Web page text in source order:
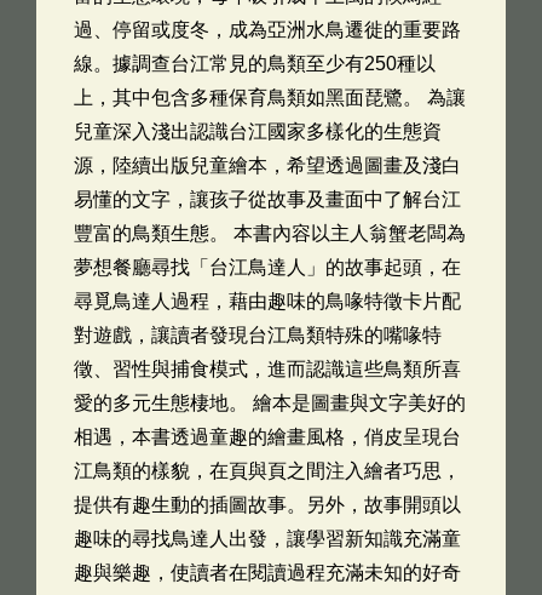
過、停留或度冬，成為亞洲水鳥遷徙的重要路
線。據調查台江常見的鳥類至少有250種以
上，其中包含多種保育鳥類如黑面琵鷺。 為讓
兒童深入淺出認識台江國家多樣化的生態資
源，陸續出版兒童繪本，希望透過圖畫及淺白
易懂的文字，讓孩子從故事及畫面中了解台江
豐富的鳥類生態。 本書內容以主人翁蟹老闆為
夢想餐廳尋找「台江鳥達人」的故事起頭，在
尋覓鳥達人過程，藉由趣味的鳥喙特徵卡片配
對遊戲，讓讀者發現台江鳥類特殊的嘴喙特
徵、習性與捕食模式，進而認識這些鳥類所喜
愛的多元生態棲地。 繪本是圖畫與文字美好的
相遇，本書透過童趣的繪畫風格，俏皮呈現台
江鳥類的樣貌，在頁與頁之間注入繪者巧思，
提供有趣生動的插圖故事。另外，故事開頭以
趣味的尋找鳥達人出發，讓學習新知識充滿童
趣與樂趣，使讀者在閱讀過程充滿未知的好奇